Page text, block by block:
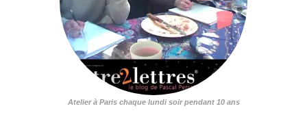
Atelier à Paris chaque lundi soir pendant 10 ans